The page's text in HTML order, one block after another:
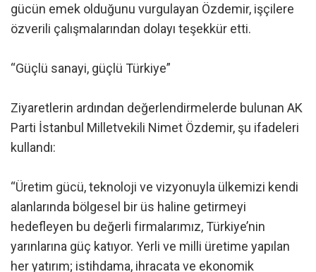
gücün emek olduğunu vurgulayan Özdemir, işçilere
özverili çalışmalarından dolayı teşekkür etti.
“Güçlü sanayi, güçlü Türkiye”
Ziyaretlerin ardından değerlendirmelerde bulunan AK
Parti İstanbul Milletvekili Nimet Özdemir, şu ifadeleri
kullandı:
“Üretim gücü, teknoloji ve vizyonuyla ülkemizi kendi
alanlarında bölgesel bir üs haline getirmeyi
hedefleyen bu değerli firmalarımız, Türkiye’nin
yarınlarına güç katıyor. Yerli ve milli üretime yapılan
her yatırım; istihdama, ihracata ve ekonomik